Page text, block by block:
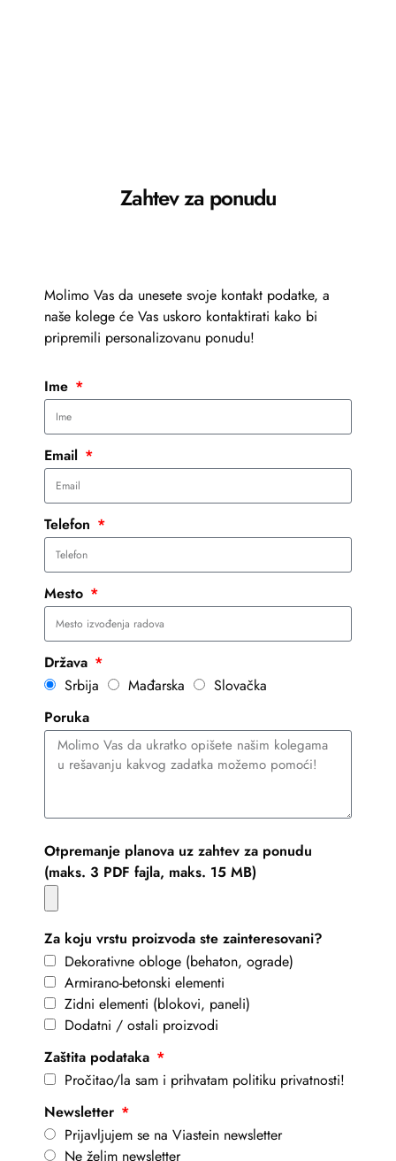
Zahtev za ponudu
Molimo Vas da unesete svoje kontakt podatke, a
naše kolege će Vas uskoro kontaktirati kako bi
pripremili personalizovanu ponudu!
Ime
Email
Telefon
Mesto
Država
Srbija
Mađarska
Slovačka
Poruka
Otpremanje planova uz zahtev za ponudu
(maks. 3 PDF fajla, maks. 15 MB)
Za koju vrstu proizvoda ste zainteresovani?
Dekorativne obloge (behaton, ograde)
Armirano-betonski elementi
Zidni elementi (blokovi, paneli)
Dodatni / ostali proizvodi
Zaštita podataka
Pročitao/la sam i prihvatam politiku privatnosti!
Newsletter
Prijavljujem se na Viastein newsletter
Ne želim newsletter